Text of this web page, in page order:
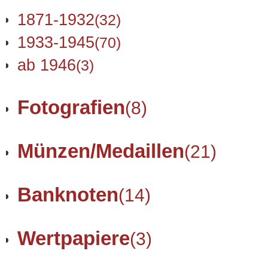
1871-1932(32)
1933-1945(70)
ab 1946(3)
Fotografien(8)
Münzen/Medaillen(21)
Banknoten(14)
Wertpapiere(3)